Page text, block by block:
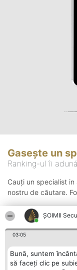
ȘOIMII
03:05
Bună, suntem
să faceți clic pe
Gasește un
Ranking-ul îi
Cauți un specialist
nostru de căutare.